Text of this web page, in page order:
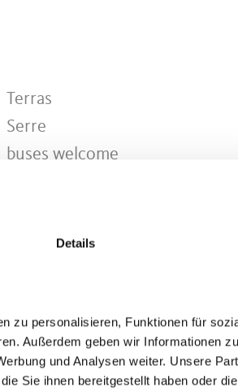
Details
zu personalisieren, Funktionen für
Außerdem geben wir Informationen
und Analysen weiter. Unsere
Sie ihnen bereitgestellt haben oder
Terras
Serre
buses welcome